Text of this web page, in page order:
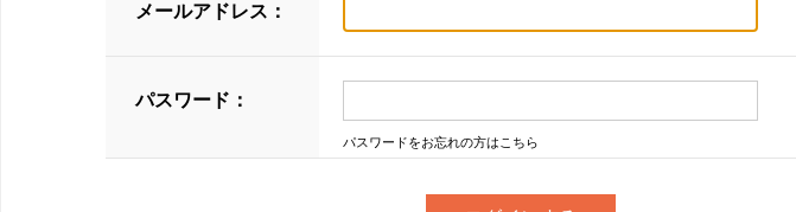
メールアドレス：
パスワード：
パスワードをお忘れの方はこちら